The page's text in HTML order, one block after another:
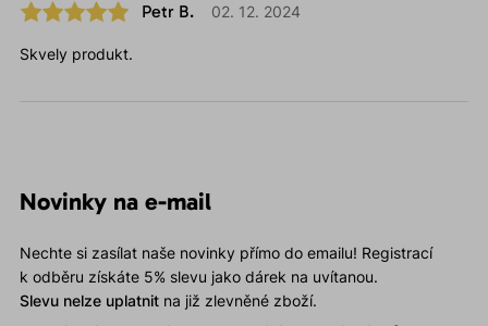
Petr B. 02. 12. 2024
Skvely produkt.
Novinky na e-mail
Nechte si zasílat naše novinky přímo do emailu! Registrací
k odběru získáte 5% slevu jako dárek na uvítanou.
Slevu nelze uplatnitna již zlevněné zboží.